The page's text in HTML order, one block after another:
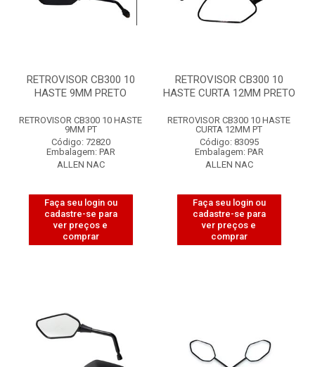
RETROVISOR CB300 10
HASTE 9MM PRETO
RETROVISOR CB300 10 HASTE
9MM PT
Código: 72820
Embalagem: PAR
ALLEN NAC
Faça seu login ou
cadastre-se para
ver preços e
comprar
RETROVISOR CB300 10
HASTE CURTA 12MM PRETO
RETROVISOR CB300 10 HASTE
CURTA 12MM PT
Código: 83095
Embalagem: PAR
ALLEN NAC
Faça seu login ou
cadastre-se para
ver preços e
comprar